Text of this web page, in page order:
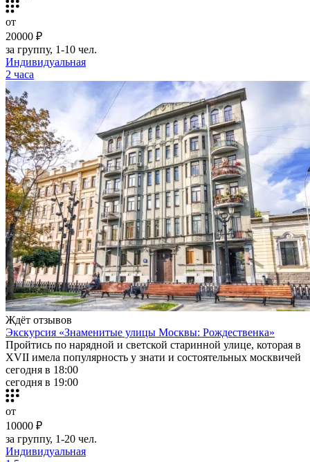
от
20000 ₽
за группу, 1-10 чел.
Индивидуальная
2 часа
Ждёт отзывов
Экскурсия «Знаменитые улицы Москвы: Рождественка»
Пройтись по нарядной и светской старинной улице, которая в
XVII имела популярность у знати и состоятельных москвичей
сегодня в 18:00
сегодня в 19:00
от
10000 ₽
за группу, 1-20 чел.
Индивидуальная